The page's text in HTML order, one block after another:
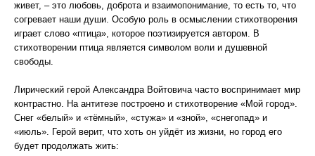
живет, – это любовь, доброта и взаимопонимание, то есть то, что
согревает наши души. Особую роль в осмыслении стихотворения
играет слово «птица», которое поэтизируется автором. В
стихотворении птица является символом воли и душевной
свободы.
Лирический герой Александра Войтовича часто воспринимает мир
контрастно. На антитезе построено и стихотворение «Мой город».
Снег «белый» и «тёмный», «стужа» и «зной», «снегопад» и
«июль». Герой верит, что хоть он уйдёт из жизни, но город его
будет продолжать жить: